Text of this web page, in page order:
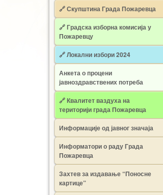
🔗 Скупштина Града Пожаревца
🔗Градска изборна комисија у
Пожаревцу
🔗 Локални избори 2024
Анкета о процени
јавноздравствених потреба
🔗 Квалитет ваздуха на
територији града Пожаревца
Информације од јавног значаја
Информатори о раду Града
Пожаревца
Захтев за издавање “Поносне
картице”